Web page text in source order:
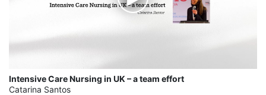
Intensive Care Nursing in UK – a team effort
Catarina Santos